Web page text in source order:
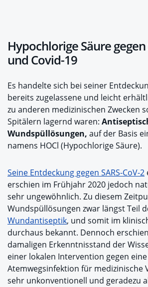
Hypochlorige Säure gegen
und Covid-19
Es handelte sich bei seiner
bereits zugelassene und leicht
zu anderen medizinischen Zwecken
Spitälern lagernd waren:
Wundspüllösungen, auf der Basis
namens HOCl (Hypochlorige Säure).
Seine Entdeckung gegen SARS-CoV-2
erschien im Frühjahr 2020 jedoch
sehr ungewöhnlich. Zu diesem
Wundspüllösungen zwar längst Teil
Wundantiseptik, und somit im
durchaus bekannt. Dennoch
damaligen Erkenntnisstand der
einer lokalen Intervention gegen
Atemwegsinfektion für medizinische
sehr unkonventionell und geradezu